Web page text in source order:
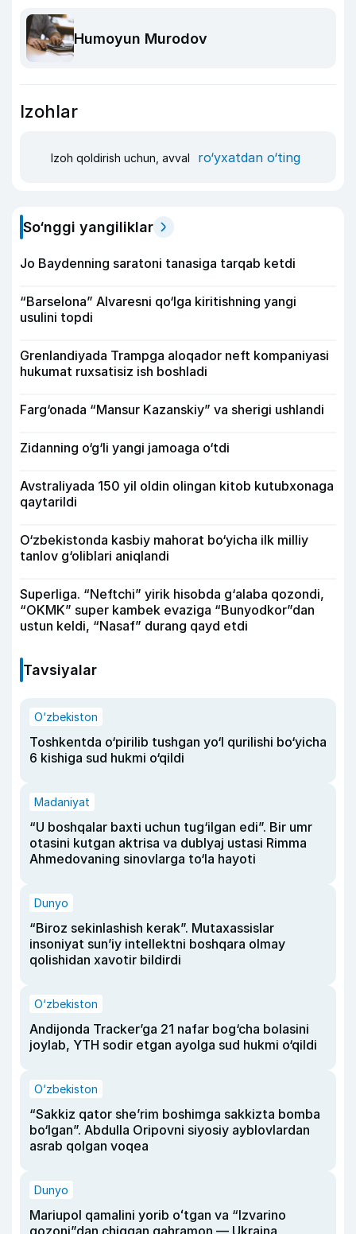
Humoyun Murodov
Izohlar
Izoh qoldirish uchun, avval ro‘yxatdan o‘ting
So‘nggi yangiliklar
Jo Baydenning saratoni tanasiga tarqab ketdi
“Barselona” Alvaresni qo‘lga kiritishning yangi
usulini topdi
Grenlandiyada Trampga aloqador neft kompaniyasi
hukumat ruxsatisiz ish boshladi
Farg‘onada “Mansur Kazanskiy” va sherigi ushlandi
Zidanning o‘g‘li yangi jamoaga o‘tdi
Avstraliyada 150 yil oldin olingan kitob kutubxonaga
qaytarildi
O‘zbekistonda kasbiy mahorat bo‘yicha ilk milliy
tanlov g‘oliblari aniqlandi
Superliga. “Neftchi” yirik hisobda g‘alaba qozondi,
“OKMK” super kambek evaziga “Bunyodkor”dan
ustun keldi, “Nasaf” durang qayd etdi
Tavsiyalar
O‘zbekiston
Toshkentda o‘pirilib tushgan yo‘l qurilishi bo‘yicha
6 kishiga sud hukmi o‘qildi
Madaniyat
“U boshqalar baxti uchun tug‘ilgan edi”. Bir umr
otasini kutgan aktrisa va dublyaj ustasi Rimma
Ahmedovaning sinovlarga to‘la hayoti
Dunyo
“Biroz sekinlashish kerak”. Mutaxassislar
insoniyat sun’iy intellektni boshqara olmay
qolishidan xavotir bildirdi
O‘zbekiston
Andijonda Tracker’ga 21 nafar bog‘cha bolasini
joylab, YTH sodir etgan ayolga sud hukmi o‘qildi
O‘zbekiston
“Sakkiz qator she’rim boshimga sakkizta bomba
bo‘lgan”. Abdulla Oripovni siyosiy ayblovlardan
asrab qolgan voqea
Dunyo
Mariupol qamalini yorib oʻtgan va “Izvarino